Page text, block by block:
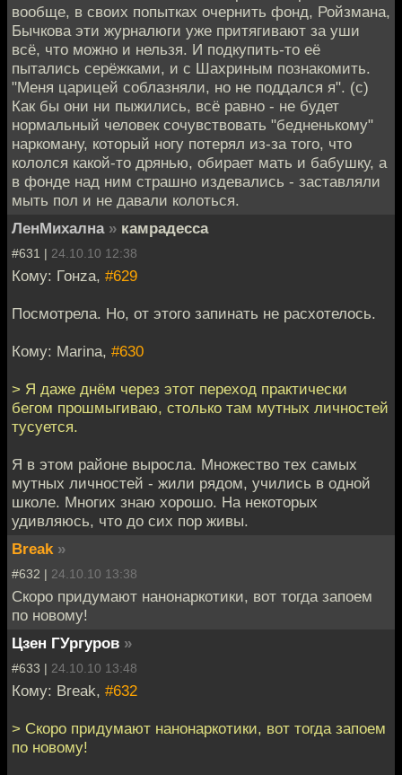
вообще, в своих попытках очернить фонд, Ройзмана,
Бычкова эти журналюги уже притягивают за уши
всё, что можно и нельзя. И подкупить-то её
пытались серёжками, и с Шахриным познакомить.
"Меня царицей соблазняли, но не поддался я". (с)
Как бы они ни пыжились, всё равно - не будет
нормальный человек сочувствовать "бедненькому"
наркоману, который ногу потерял из-за того, что
кололся какой-то дрянью, обирает мать и бабушку, а
в фонде над ним страшно издевались - заставляли
мыть пол и не давали колоться.
ЛенМихална » камрадесса
#631 | 24.10.10 12:38
Кому: Гонzа, #629
Посмотрела. Но, от этого запинать не расхотелось.
Кому: Marina, #630
> Я даже днём через этот переход практически
бегом прошмыгиваю, столько там мутных личностей
тусуется.
Я в этом районе выросла. Множество тех самых
мутных личностей - жили рядом, учились в одной
школе. Многих знаю хорошо. На некоторых
удивляюсь, что до сих пор живы.
Break »
#632 | 24.10.10 13:38
Скоро придумают нанонаркотики, вот тогда запоем
по новому!
Цзен ГУргуров »
#633 | 24.10.10 13:48
Кому: Break, #632
> Скоро придумают нанонаркотики, вот тогда запоем
по новому!